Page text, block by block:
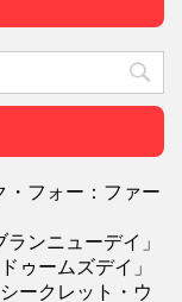
フォー：ファー
ンニューデイ」
ゥームズデイ」
ークレット・ウ